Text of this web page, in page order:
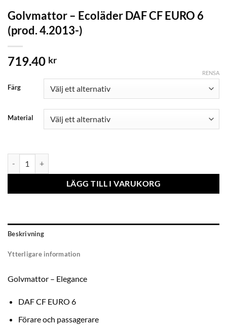
Golvmattor – Ecoläder DAF CF EURO 6
(prod. 4.2013-)
719.40 kr
Färg
Material
RENSA
LÄGG TILL I VARUKORG
Beskrivning
Ytterligare information
Golvmattor – Elegance
DAF CF EURO 6
Förare och passagerare